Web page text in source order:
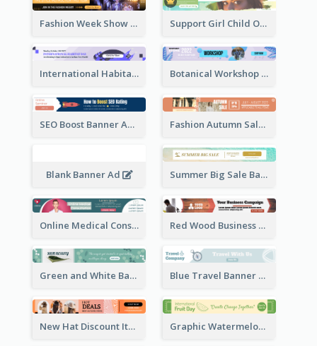
Fashion Week Show Banner Ad Support Girl Child Online Campaign Banner Ad
International Habitat Day Banner Ad Botanical Workshop Promote Banner Ad
SEO Boost Banner Ad Fashion Autumn Sale Banner Ad
Blank Banner Ad Summer Big Sale Banner Ad
Online Medical Consultation Banner Ad Red Wood Business Banner Ad
Green and White Banner Ad Blue Travel Banner Ad
New Hat Discount Items Banner Ads Graphic Watermelon International Fruit Day Leaderboard